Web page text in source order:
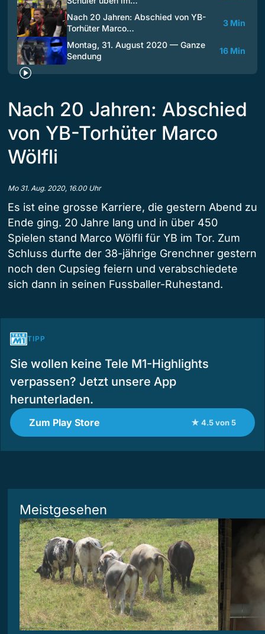
Nach 20 Jahren: Abschied von YB-
Torhüter Marco…
3 Min
Montag, 31. August 2020 — Ganze
Sendung
16 Min
Nach 20 Jahren: Abschied
von YB-Torhüter Marco
Wölfli
Mo 31. Aug. 2020, 16.00 Uhr
Es ist eine grosse Karriere, die gestern Abend zu
Ende ging. 20 Jahre lang und in über 450
Spielen stand Marco Wölfli für YB im Tor. Zum
Schluss durfte der 38-jährige Grenchner gestern
noch den Cupsieg feiern und verabschiedete
sich dann in seinen Fussballer-Ruhestand.
TIPP
Sie wollen keine Tele M1-Highlights
verpassen? Jetzt unsere App
herunterladen.
Zum Play Store ★ 4.5 von 5
Meistgesehen